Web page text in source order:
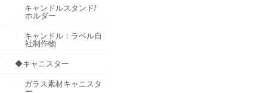
キャンドルスタンド/
ホルダー
キャンドル：ラベル自
社制作物
◆キャニスター
ガラス素材キャニスタ